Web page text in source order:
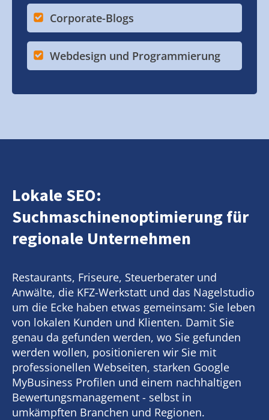
Corporate-Blogs
Webdesign und Programmierung
Lokale SEO:
Suchmaschinenoptimierung für
regionale Unternehmen
Restaurants, Friseure, Steuerberater und
Anwälte, die KFZ-Werkstatt und das Nagelstudio
um die Ecke haben etwas gemeinsam: Sie leben
von lokalen Kunden und Klienten. Damit Sie
genau da gefunden werden, wo Sie gefunden
werden wollen, positionieren wir Sie mit
professionellen Webseiten, starken Google
MyBusiness Profilen und einem nachhaltigen
Bewertungsmanagement - selbst in
umkämpften Branchen und Regionen.